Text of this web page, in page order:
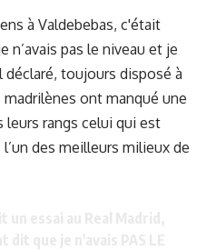
à Valdebebas, c'était
n’avais pas le niveau et je
toujours disposé à
ont manqué une
leurs rangs celui qui est
des meilleurs milieux de